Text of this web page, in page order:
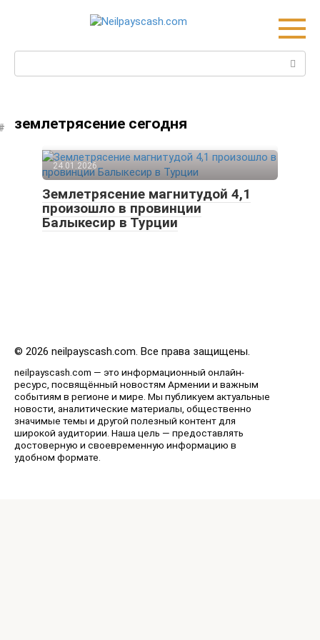
Search:
землетрясение сегодня
24.01.2026
Землетрясение магнитудой 4,1
произошло в провинции
Балыкесир в Турции
© 2026 neilpayscash.com. Все права защищены.
neilpayscash.com — это информационный онлайн-
ресурс, посвящённый новостям Армении и важным
событиям в регионе и мире. Мы публикуем актуальные
новости, аналитические материалы, общественно
значимые темы и другой полезный контент для
широкой аудитории. Наша цель — предоставлять
достоверную и своевременную информацию в
удобном формате.